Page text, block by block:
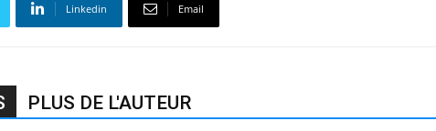
Linkedin Email
PLUS DE L'AUTEUR